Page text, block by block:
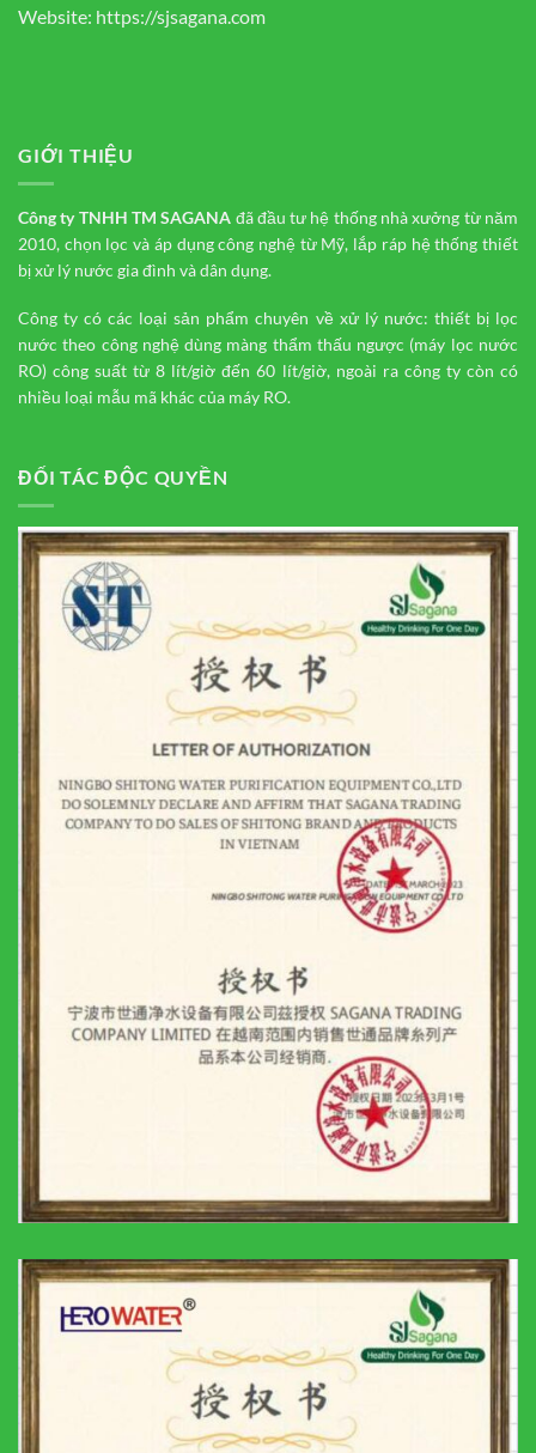
Website: https://sjsagana.com
GIỚI THIỆU
Công ty TNHH TMSAGANA đã đầu tư hệ thống nhà xưởng từ năm
2010, chọn lọc và áp dụng công nghệ từ Mỹ, lắp ráp hệ thống thiết
bị xử lý nước gia đình và dân dụng.
Công ty có các loại sản phẩm chuyên về xử lý nước: thiết bị lọc
nước theo công nghệ dùng màng thẩm thấu ngược (máy lọc nước
RO) công suất từ 8 lít/giờ đến 60 lít/giờ, ngoài ra công ty còn có
nhiều loại mẫu mã khác của máy RO.
ĐỐI TÁC ĐỘC QUYỀN